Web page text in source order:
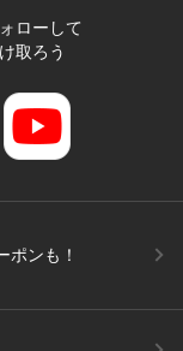
ローして
取ろう
ポンも！